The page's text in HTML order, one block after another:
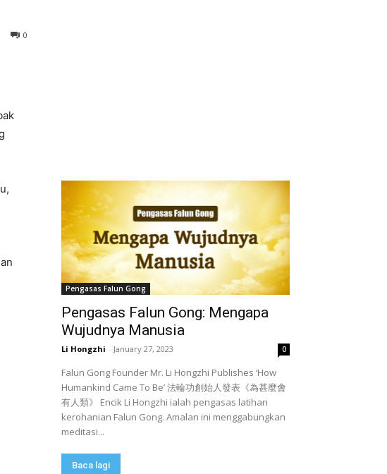
0
Pengasas Falun Gong
Pengasas Falun Gong: Mengapa
Wujudnya Manusia
Li Hongzhi - January 27, 2023 0
Falun Gong Founder Mr. Li Hongzhi Publishes ‘How
Humankind Came To Be’ 法輪功創始人發表《為甚麼會
有人類》 Encik Li Hongzhi ialah pengasas latihan
kerohanian Falun Gong. Amalan ini menggabungkan
meditasi...
Baca lagi